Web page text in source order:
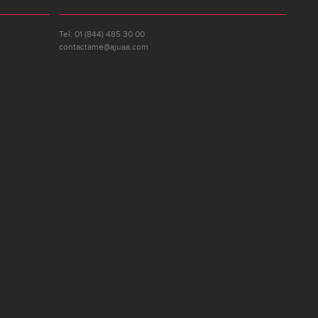
Tel: 01 (844) 485 30 00
contactame@ajuaa.com